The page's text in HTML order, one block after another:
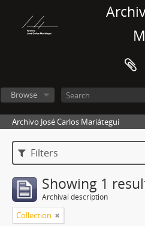
Browse
Archivo José Carlos Mariátegui
Filters
Showing 1
Archival description
Collection